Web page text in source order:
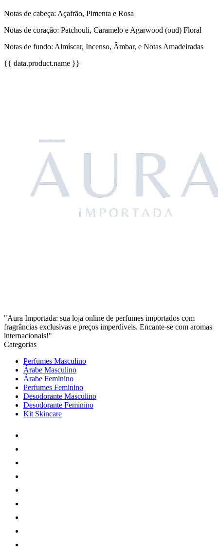
Notas de cabeça: Açafrão, Pimenta e Rosa
Notas de coração: Patchouli, Caramelo e Agarwood (oud) Floral
Notas de fundo: Almíscar, Incenso, Âmbar, e Notas Amadeiradas
{{ data.product.name }}
"Aura Importada: sua loja online de perfumes importados com
fragrâncias exclusivas e preços imperdíveis. Encante-se com aromas
internacionais!"
Categorias
Perfumes Masculino
Árabe Masculino
Árabe Feminino
Perfumes Feminino
Desodorante Masculino
Desodorante Feminino
Kit Skincare